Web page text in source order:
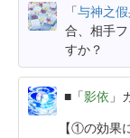
「与神之
合、相手
すか？
「影依 」
【①の効果